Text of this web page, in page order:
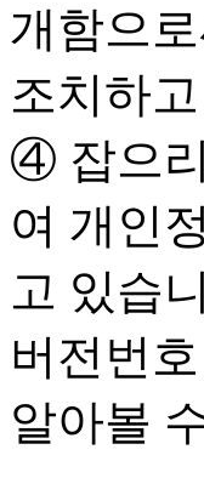
개함으
조치하
④ 잡으
여 개인
고 있습
버전번
알아볼